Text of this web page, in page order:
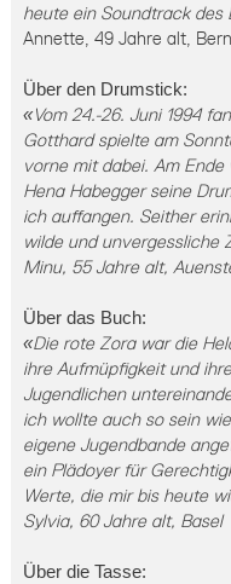
heute ein Soundtrack des
Annette, 49 Jahre alt, Bern
Über den Drumstick:
«Vom 24.-26. Juni 1994
Gotthard spielte am
vorne mit dabei. Am
Hena Habegger seine
ich auffangen. Seither
wilde und unvergessliche
Minu, 55 Jahre alt,
Über das Buch:
«Die rote Zora war die
ihre Aufmüpfigkeit und
Jugendlichen
ich wollte auch so sein
eigene Jugendbande
ein Plädoyer für
Werte, die mir bis heute
Sylvia, 60 Jahre alt, Basel
Über die Tasse: